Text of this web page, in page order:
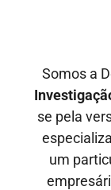
Somos a
se pela
um